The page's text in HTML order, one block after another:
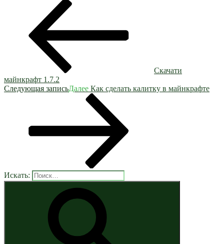
Скачати
майнкрафт 1.7.2
Следующая записьДалее Как сделать калитку в майнкрафте
Искать: